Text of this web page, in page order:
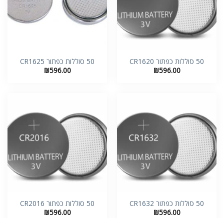
50 סוללות כפתור CR1620
₪596.00
50 סוללות כפתור CR1625
₪596.00
50 סוללות כפתור CR1632
₪596.00
50 סוללות כפתור CR2016
₪596.00